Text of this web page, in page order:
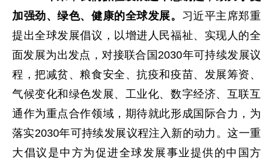
加强劲、绿色、健康的全球发展。 习近平主席郑重
提出全球发展倡议，以增进人民福祉、实现人的全
面发展为出发点，对接联合国2030年可持续发展议
程，把减贫、粮食安全、抗疫和疫苗、发展筹资、
气候变化和绿色发展、工业化、数字经济、互联互
通作为重点合作领域，期待就此形成国际合力，为
落实2030年可持续发展议程注入新的动力。这一重
大倡议是中方为促进全球发展事业提供的中国方